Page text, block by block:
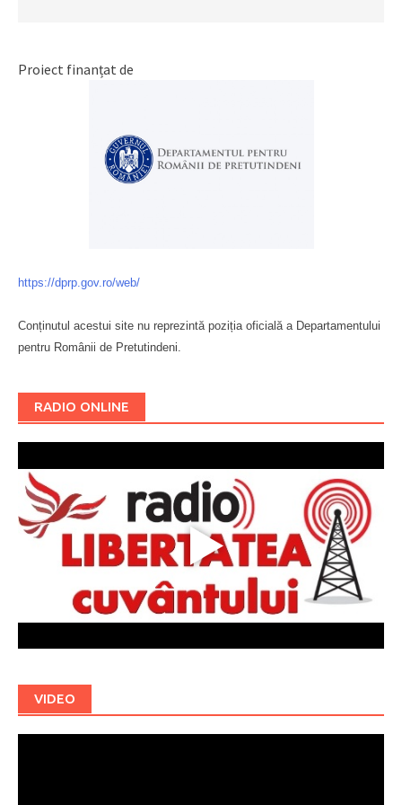
Proiect finanțat de
https://dprp.gov.ro/web/
Conținutul acestui site nu reprezintă poziția oficială a Departamentului
pentru Românii de Pretutindeni.
RADIO ONLINE
VIDEO